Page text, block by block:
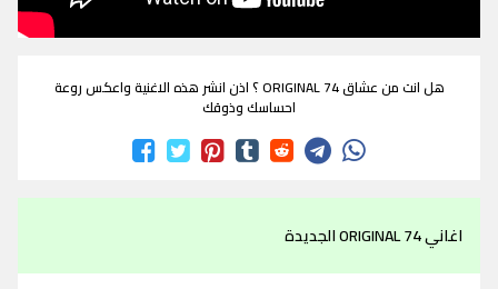
هل انت من عشاق ORIGINAL 74 ؟ اذن انشر هذه الاغنية واعكس روعة
احساسك وذوقك
اغاني ORIGINAL 74 الجديدة